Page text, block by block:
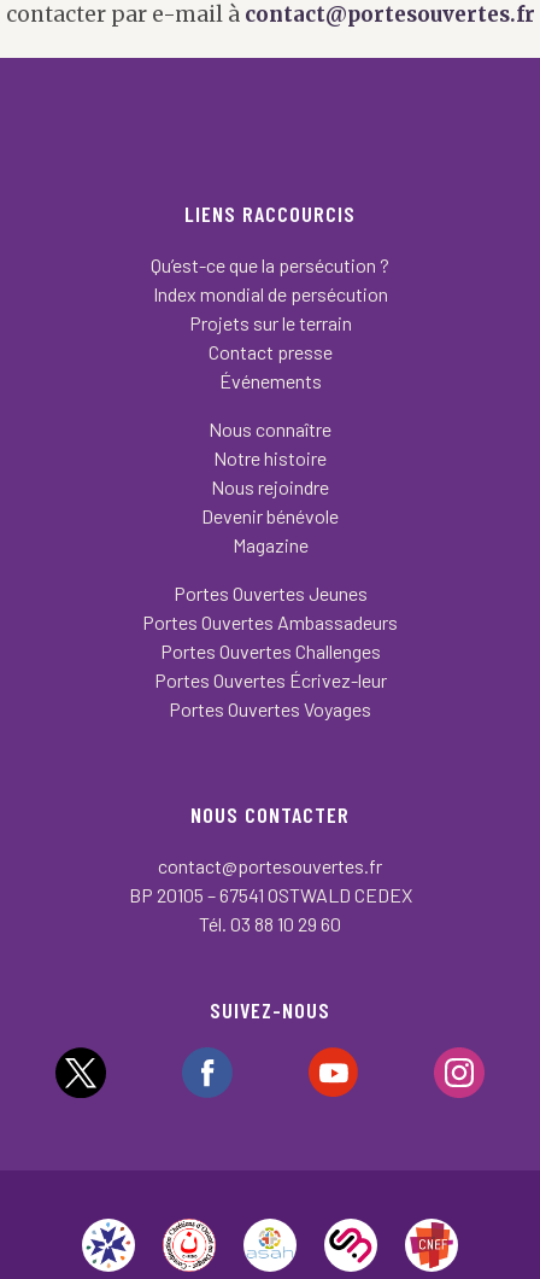
contacter par e-mail à contact@portesouvertes.fr
LIENS RACCOURCIS
Qu’est-ce que la persécution ?
Index mondial de persécution
Projets sur le terrain
Contact presse
Événements
Nous connaître
Notre histoire
Nous rejoindre
Devenir bénévole
Magazine
Portes Ouvertes Jeunes
Portes Ouvertes Ambassadeurs
Portes Ouvertes Challenges
Portes Ouvertes Écrivez-leur
Portes Ouvertes Voyages
NOUS CONTACTER
contact@portesouvertes.fr
BP 20105 – 67541 OSTWALD CEDEX
Tél. 03 88 10 29 60
SUIVEZ-NOUS